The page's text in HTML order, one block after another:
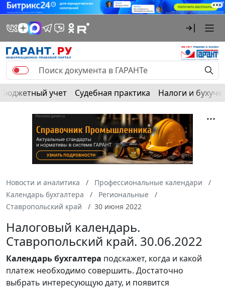
Бюджетный учет Судебная практика Налоги и
Новости и аналитика
Профессиональные календари
Календарь бухгалтера
Региональные
Ставропольский край
30 июня 2022
Налоговый календарь.
Ставропольский край. 30.06.2022
Календарьбухгалтера подскажет, когда и какой
платеж необходимо совершить. Достаточно
выбрать интересующую дату, и появится